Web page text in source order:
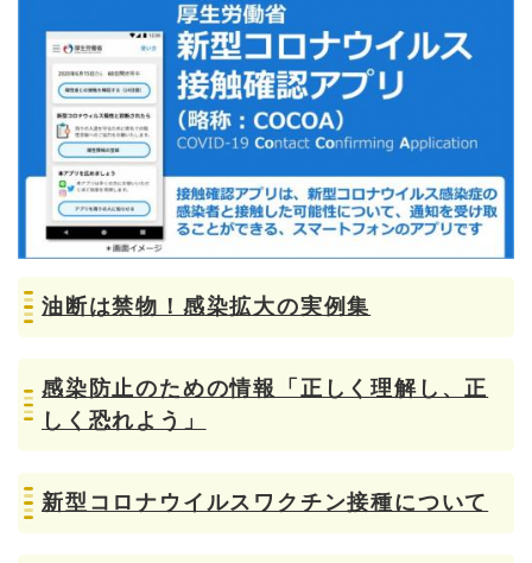
油断は禁物！感染拡大の実例集
感染防止のための情報「正しく理解し、正
しく恐れよう」
新型コロナウイルスワクチン接種について